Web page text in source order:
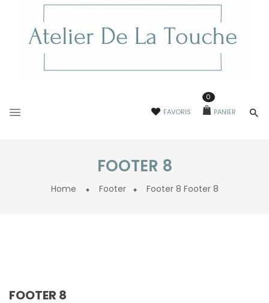
FAVORIS PANIER
0
FOOTER 8
Home Footer Footer 8 Footer 8
FOOTER 8